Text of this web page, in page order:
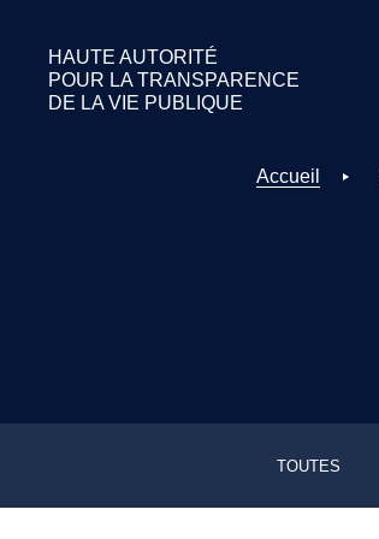
HAUTE AUTORITÉ
POUR LATRANSPARENCE
DE LAVIE PUBLIQUE
Accueil
TOUTES